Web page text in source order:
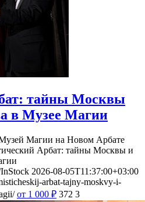
тайны Москвы
в Музее Магии
Магии на Новом Арбате
Арбат: тайны Москвы и
2026-08-05T11:37:00+03:00
arbat-tajny-moskvy-i-
от 1 000 ₽ 372 3